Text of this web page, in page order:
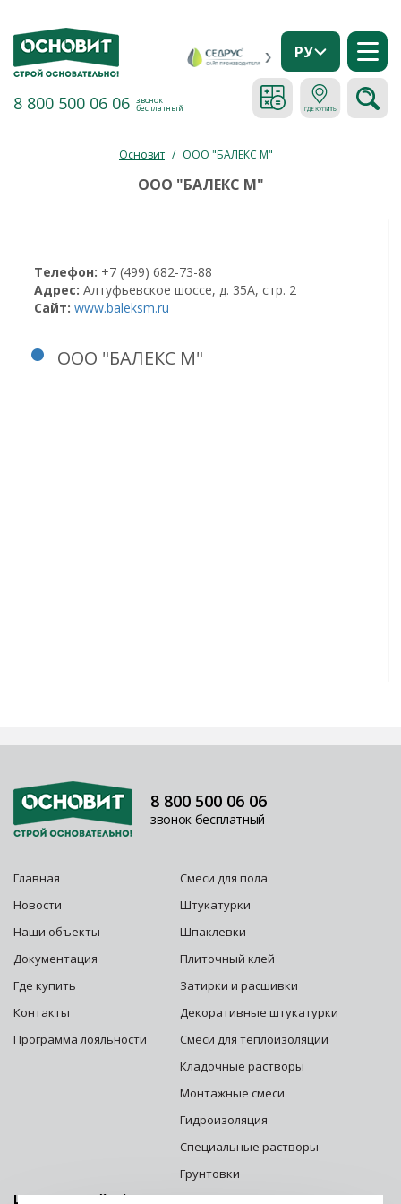
8 800 500 06 06 звонок
бесплатный
РУ
Основит / ООО "БАЛЕКС М"
ООО "БАЛЕКС М"
Телефон: +7 (499) 682-73-88
Адрес: Алтуфьевское шоссе, д. 35А, стр. 2
Сайт: www.baleksm.ru
ООО "БАЛЕКС М"
Главная
Новости
Наши объекты
Документация
Где купить
Контакты
Программа лояльности
Смеси для пола
Штукатурки
Шпаклевки
Плиточный клей
Затирки и расшивки
Декоративные штукатурки
Смеси для теплоизоляции
Кладочные растворы
Монтажные смеси
Гидроизоляция
Специальные растворы
Грунтовки
8 800 500 06 06
звонок бесплатный
Центральный офис г. Москва: